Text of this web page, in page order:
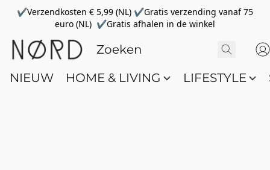
✔Verzendkosten € 5,99 (NL) ✔Gratis verzending vanaf 75
euro (NL) ✔Gratis afhalen in de winkel
NIEUW HOME & LIVING LIFESTYLE